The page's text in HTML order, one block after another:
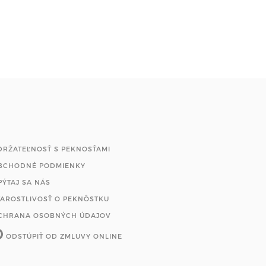
S PEKNOSŤAMI
PODMIENKY
SA NÁS
O PEKNÔSTKU
OSOBNÝCH ÚDAJOV
ODSTÚPIŤ OD ZMLUVY ONLINE